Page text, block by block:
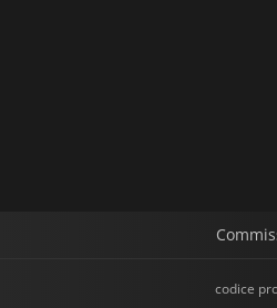
codice